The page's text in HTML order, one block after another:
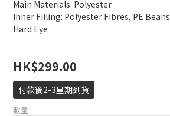
Main Materials: Polyester
Inner Filling: Polyester Fibres, PE Beans
Hard Eye
HK$299.00
付款後2-3星期到貨
數量